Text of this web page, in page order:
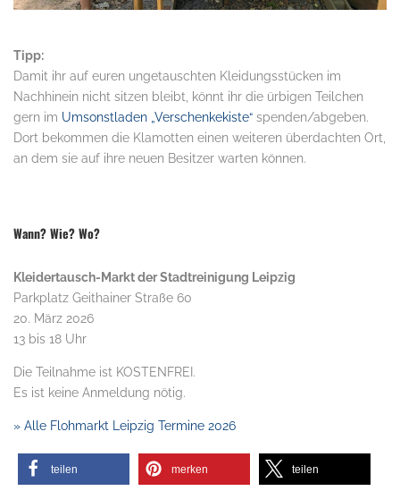
Tipp:
Damit ihr auf euren ungetauschten Kleidungsstücken im
Nachhinein nicht sitzen bleibt, könnt ihr die ürbigen Teilchen
gern im Umsonstladen „Verschenkekiste“ spenden/abgeben.
Dort bekommen die Klamotten einen weiteren überdachten Ort,
an dem sie auf ihre neuen Besitzer warten können.
Wann? Wie? Wo?
Kleidertausch-Markt der Stadtreinigung Leipzig
Parkplatz Geithainer Straße 60
20. März 2026
13 bis 18 Uhr
Die Teilnahme ist KOSTENFREI.
Es ist keine Anmeldung nötig.
» Alle Flohmarkt Leipzig Termine 2026
teilen merken teilen